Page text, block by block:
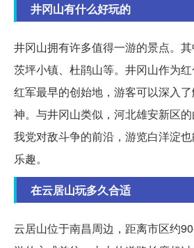
井冈山有什么好玩的
井冈山拥有许多值得一游的景点。其
茨坪小镇、杜鹃山等。井冈山作为
红军最早的创始地，游客可以深入
神。与井冈山类似，河北雄安新区
我党对敌斗争的前沿，游览白洋淀
乐趣。
在云居山玩多久合适
云居山位于南昌周边，距离市区约